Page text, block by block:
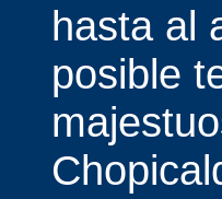
hasta al
posible